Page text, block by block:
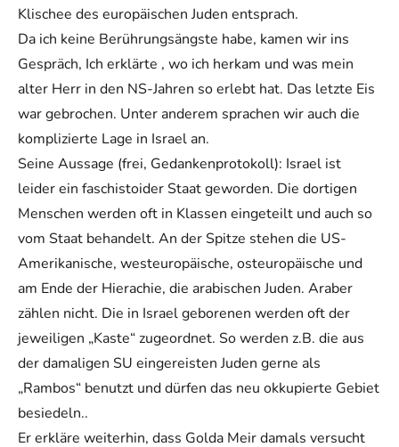
Klischee des europäischen Juden entsprach.
Da ich keine Berührungsängste habe, kamen wir ins
Gespräch, Ich erklärte , wo ich herkam und was mein
alter Herr in den NS-Jahren so erlebt hat. Das letzte Eis
war gebrochen. Unter anderem sprachen wir auch die
komplizierte Lage in Israel an.
Seine Aussage (frei, Gedankenprotokoll): Israel ist
leider ein faschistoider Staat geworden. Die dortigen
Menschen werden oft in Klassen eingeteilt und auch so
vom Staat behandelt. An der Spitze stehen die US-
Amerikanische, westeuropäische, osteuropäische und
am Ende der Hierachie, die arabischen Juden. Araber
zählen nicht. Die in Israel geborenen werden oft der
jeweiligen „Kaste“ zugeordnet. So werden z.B. die aus
der damaligen SU eingereisten Juden gerne als
„Rambos“ benutzt und dürfen das neu okkupierte Gebiet
besiedeln..
Er erkläre weiterhin, dass Golda Meir damals versucht